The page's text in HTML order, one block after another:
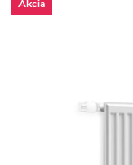
Akcia